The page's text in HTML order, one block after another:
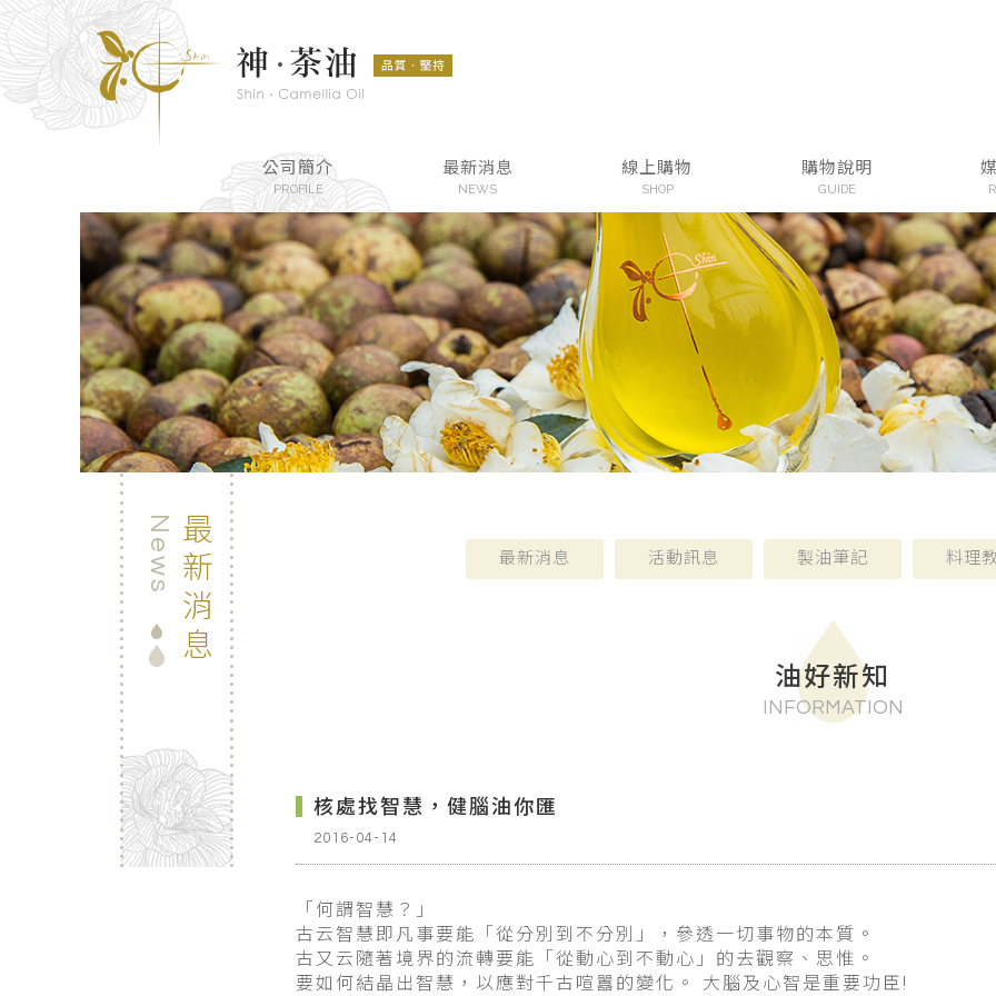
公司簡介
PROFILE
最新消息
NEWS
線上購物
SHOP
購物說明
GUIDE
最新消息
News 最新消息 活動訊息 製油筆記 料理
油好新知
INFORMATION
核處找智慧，健腦油你匯
2016-04-14
「何謂智慧？」
古云智慧即凡事要能「從分別到不分別」，參透一切事物的本質。
古又云隨著境界的流轉要能「從動心到不動心」的去觀察、思惟。
要如何結晶出智慧，以應對千古喧囂的變化。
大腦及心智是重要功臣!